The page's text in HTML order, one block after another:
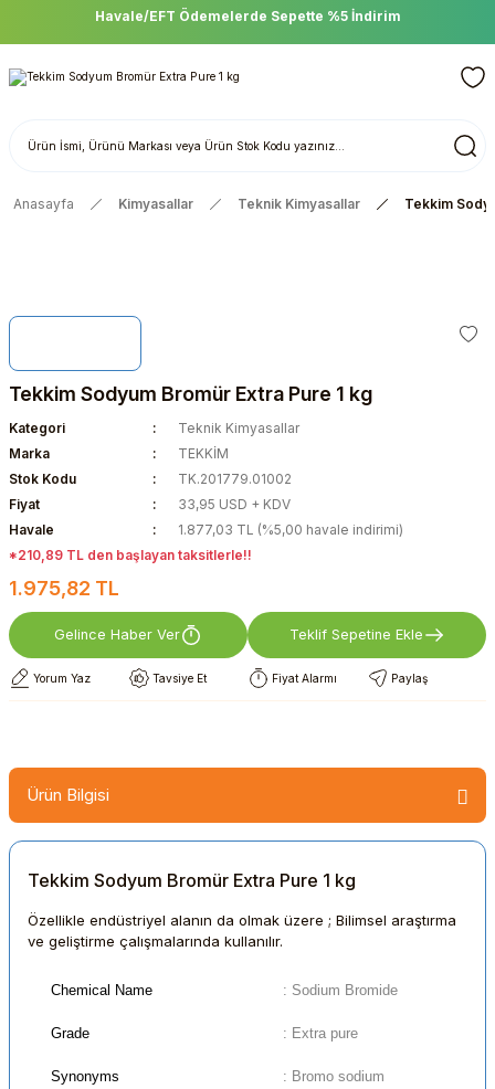
Havale/EFT Ödemelerde Sepette %5 İndirim
Anasayfa Kimyasallar Teknik Kimyasallar Tekkim
Tekkim Sodyum Bromür Extra Pure 1 kg
Kategori
Teknik Kimyasallar
Marka
TEKKİM
Stok Kodu
TK.201779.01002
Fiyat
33,95 USD + KDV
Havale
1.877,03 TL (%5,00 havale indirimi)
*210,89 TL den başlayan taksitlerle!!
1.975,82 TL
Gelince Haber Ver Teklif Sepetine Ekle
Yorum Yaz Tavsiye Et Fiyat Alarmı Paylaş
Ürün Bilgisi
Tekkim Sodyum Bromür Extra Pure 1 kg
Özellikle endüstriyel alanın da olmak üzere ; Bilimsel araştırma
ve geliştirme çalışmalarında kullanılır.
Chemical Name : Sodium Bromide
Grade : Extra pure
Synonyms : Bromo sodium